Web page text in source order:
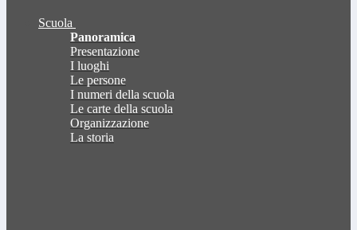
Scuola
Panoramica
Presentazione
I luoghi
Le persone
I numeri della scuola
Le carte della scuola
Organizzazione
La storia